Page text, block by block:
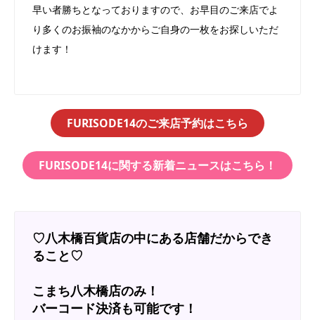
早い者勝ちとなっておりますので、お早目のご来店でよ
り多くのお振袖のなかからご自身の一枚をお探しいただ
けます！
FURISODE14のご来店予約はこちら
FURISODE14に関する新着ニュースはこちら！
♡八木橋百貨店の中にある店舗だからでき
ること♡
こまち八木橋店のみ！
バーコード決済も可能です！